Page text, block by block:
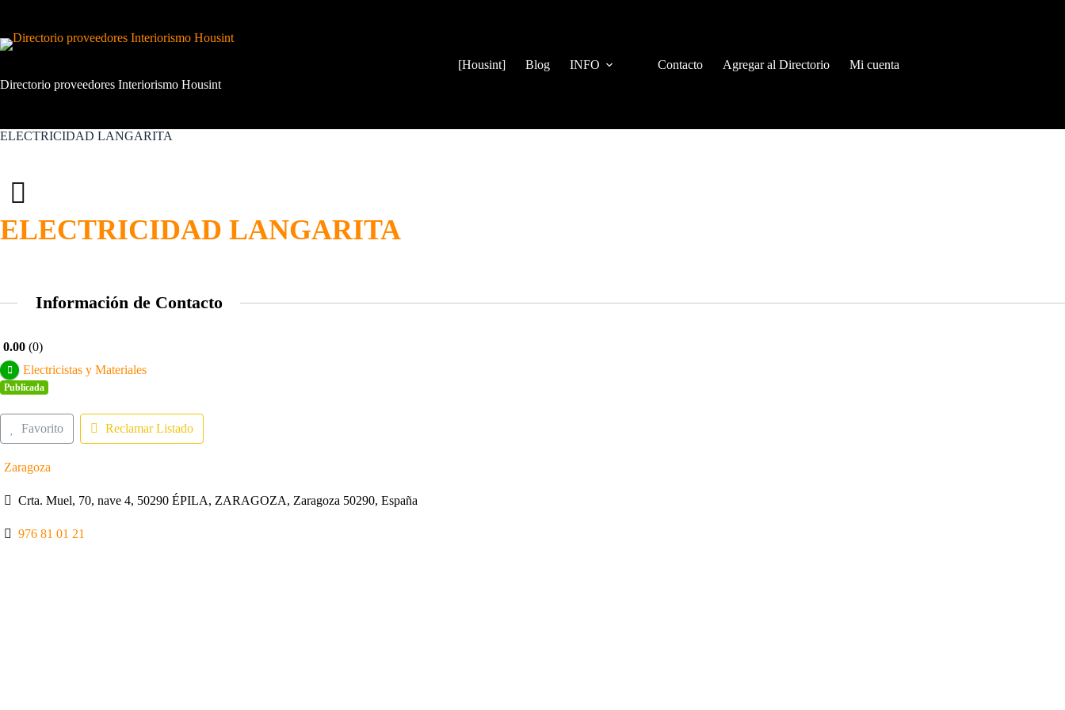
contenido
Directorio proveedores Interiorismo Housint
[Housint] Blog INFO Contacto Agregar al Directorio Mi cuenta
ELECTRICIDAD LANGARITA
ELECTRICIDAD LANGARITA
Información de Contacto
0.00 0
Electricistas y Materiales
Publicada
Favorito Reclamar Listado
Zaragoza
Crta. Muel, 70, nave 4, 50290 ÉPILA, ZARAGOZA, Zaragoza 50290, España
976 81 01 21